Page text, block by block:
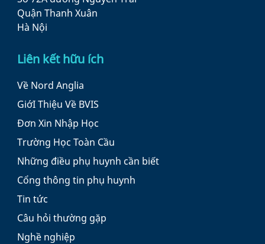
Quận Thanh Xuân
Hà Nội
Liên kết hữu ích
Về Nord Anglia
GiớI Thiệu Về BVIS
Đơn Xin Nhập Học
Trường Học Toàn Cầu
Những điều phụ huynh cần biết
Cổng thông tin phụ huynh
Tin tức
Câu hỏi thường gặp
Nghề nghiệp